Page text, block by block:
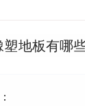
塑地板有哪